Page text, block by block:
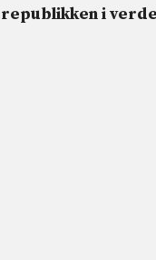
republikken i